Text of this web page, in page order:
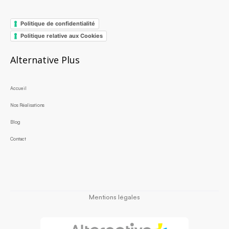
Politique de confidentialité
Politique relative aux Cookies
Alternative Plus
Accueil
Nos Réalisations
Blog
Contact
Mentions légales